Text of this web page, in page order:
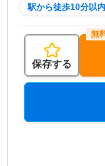
駅から徒歩10分以内
保存する